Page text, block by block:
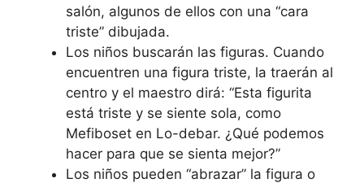
salón, algunos de ellos con una “cara
triste” dibujada.
Los niños buscarán las figuras. Cuando
encuentren una figura triste, la traerán al
centro y el maestro dirá: “Esta figurita
está triste y se siente sola, como
Mefiboset en Lo-debar. ¿Qué podemos
hacer para que se sienta mejor?”
Los niños pueden “abrazar” la figura o